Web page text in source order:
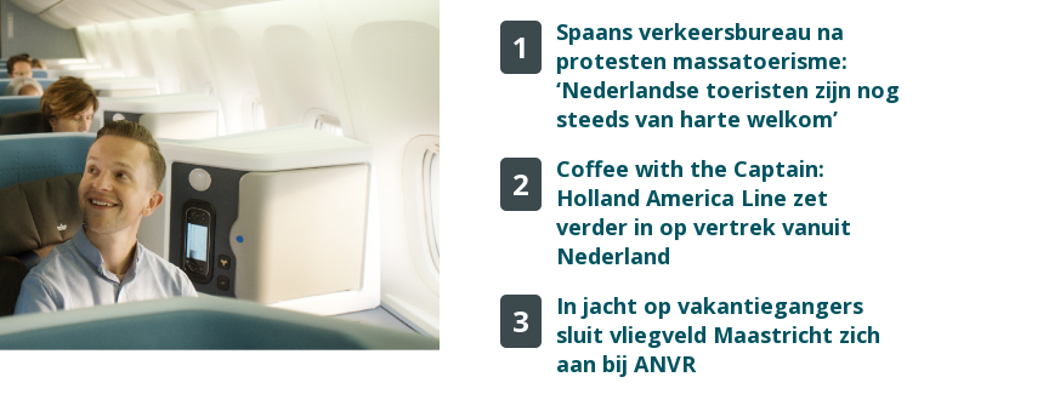
1
Spaans verkeersbureau na
protesten massatoerisme:
‘Nederlandse toeristen zijn nog
steeds van harte welkom’
2
Coffee with the Captain:
Holland America Line zet
verder in op vertrek vanuit
Nederland
3
In jacht op vakantiegangers
sluit vliegveld Maastricht zich
aan bij ANVR